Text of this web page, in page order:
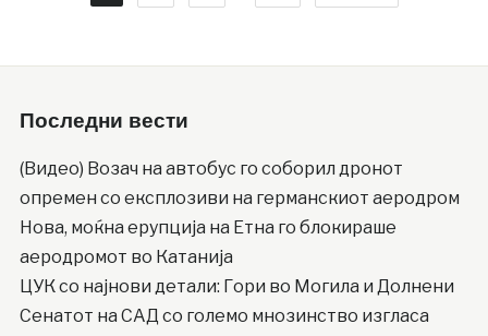
Последни вести
(Видео) Возач на автобус го соборил дронот
опремен со експлозиви на германскиот аеродром
Нова, моќна ерупција на Етна го блокираше
аеродромот во Катанија
ЦУК со најнови детали: Гори во Могила и Долнени
Сенатот на САД со големо мнозинство изгласа